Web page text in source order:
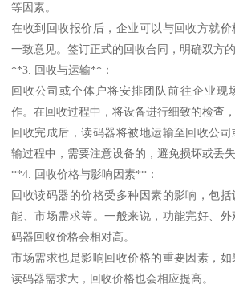
等因素。
在收到回收报价后，企业可以与回收方就
一致意见。签订正式的回收合同，明确双方的
**3. 回收与运输**：
回收公司或个体户将安排团队前往企业现
作。在回收过程中，将设备进行细致的检查
回收完成后，读码器将被地运输至回收公
输过程中，需要注意设备的，避免损坏或丢失
**4. 回收价格与影响因素**：
回收读码器的价格受多种因素的影响，包
能、市场需求等。一般来说，功能完好、
码器回收价格会相对高。
市场需求也是影响回收价格的重要因素，
读码器需求大，回收价格也会相应提高。